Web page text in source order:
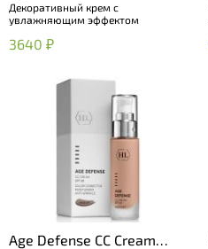
SPF 15
Декоративный крем с
увлажняющим эффектом
3640 ₽
Age Defense CC Cream